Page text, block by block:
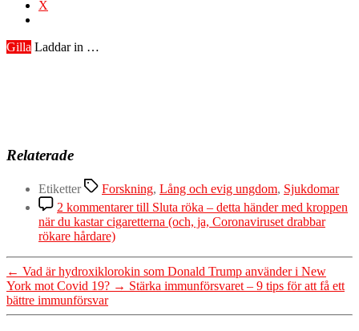
X
Gilla Laddar in …
Relaterade
Etiketter Forskning, Lång och evig ungdom, Sjukdomar
2 kommentarertill Sluta röka – detta händer med kroppen
när du kastar cigaretterna (och, ja, Coronaviruset drabbar
rökare hårdare)
← Vad är hydroxiklorokin som Donald Trump använder i New
York mot Covid 19? → Stärka immunförsvaret – 9 tips för att få ett
bättre immunförsvar